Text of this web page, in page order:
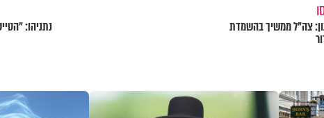
צה"ל ממשיך בהשמדת נתניהו: